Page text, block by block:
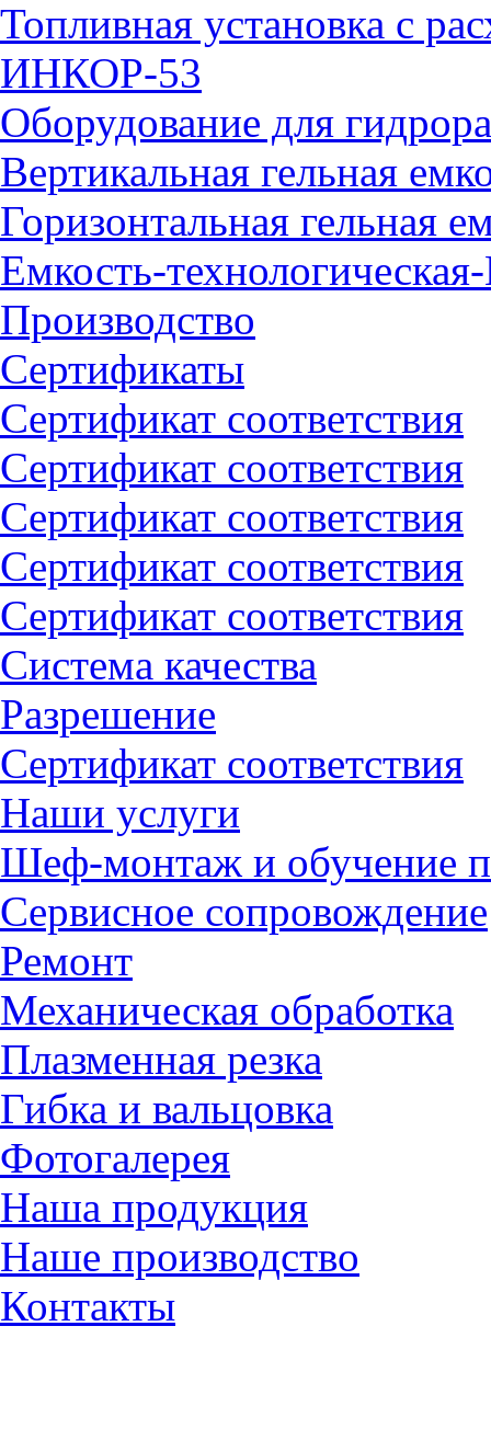
Топливная установка с
ИНКОР-53
Оборудование для
Вертикальная гельная
Горизонтальная гельная
Емкость-
Производство
Сертификаты
Сертификат соответствия
Сертификат соответствия
Сертификат соответствия
Сертификат соответствия
Сертификат соответствия
Система качества
Разрешение
Сертификат соответствия
Наши услуги
Шеф-монтаж и обучение
Сервисное сопровождение
Ремонт
Механическая обработка
Плазменная резка
Гибка и вальцовка
Фотогалерея
Наша продукция
Наше производство
Контакты